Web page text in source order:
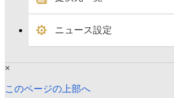
ニュース設定
×
このページの上部へ